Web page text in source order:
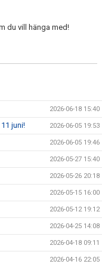
du vill hänga med!
2026-06-18 15:40
juni! 2026-06-05 19:53
2026-06-05 19:46
2026-05-27 15:40
2026-05-26 20:18
2026-05-15 16:00
2026-05-12 19:12
2026-04-25 14:08
2026-04-18 09:11
2026-04-16 22:05